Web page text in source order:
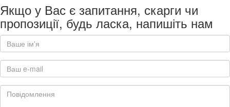
Якщо у Вас є запитання, скарги чи
пропозиції, будь ласка, напишіть нам